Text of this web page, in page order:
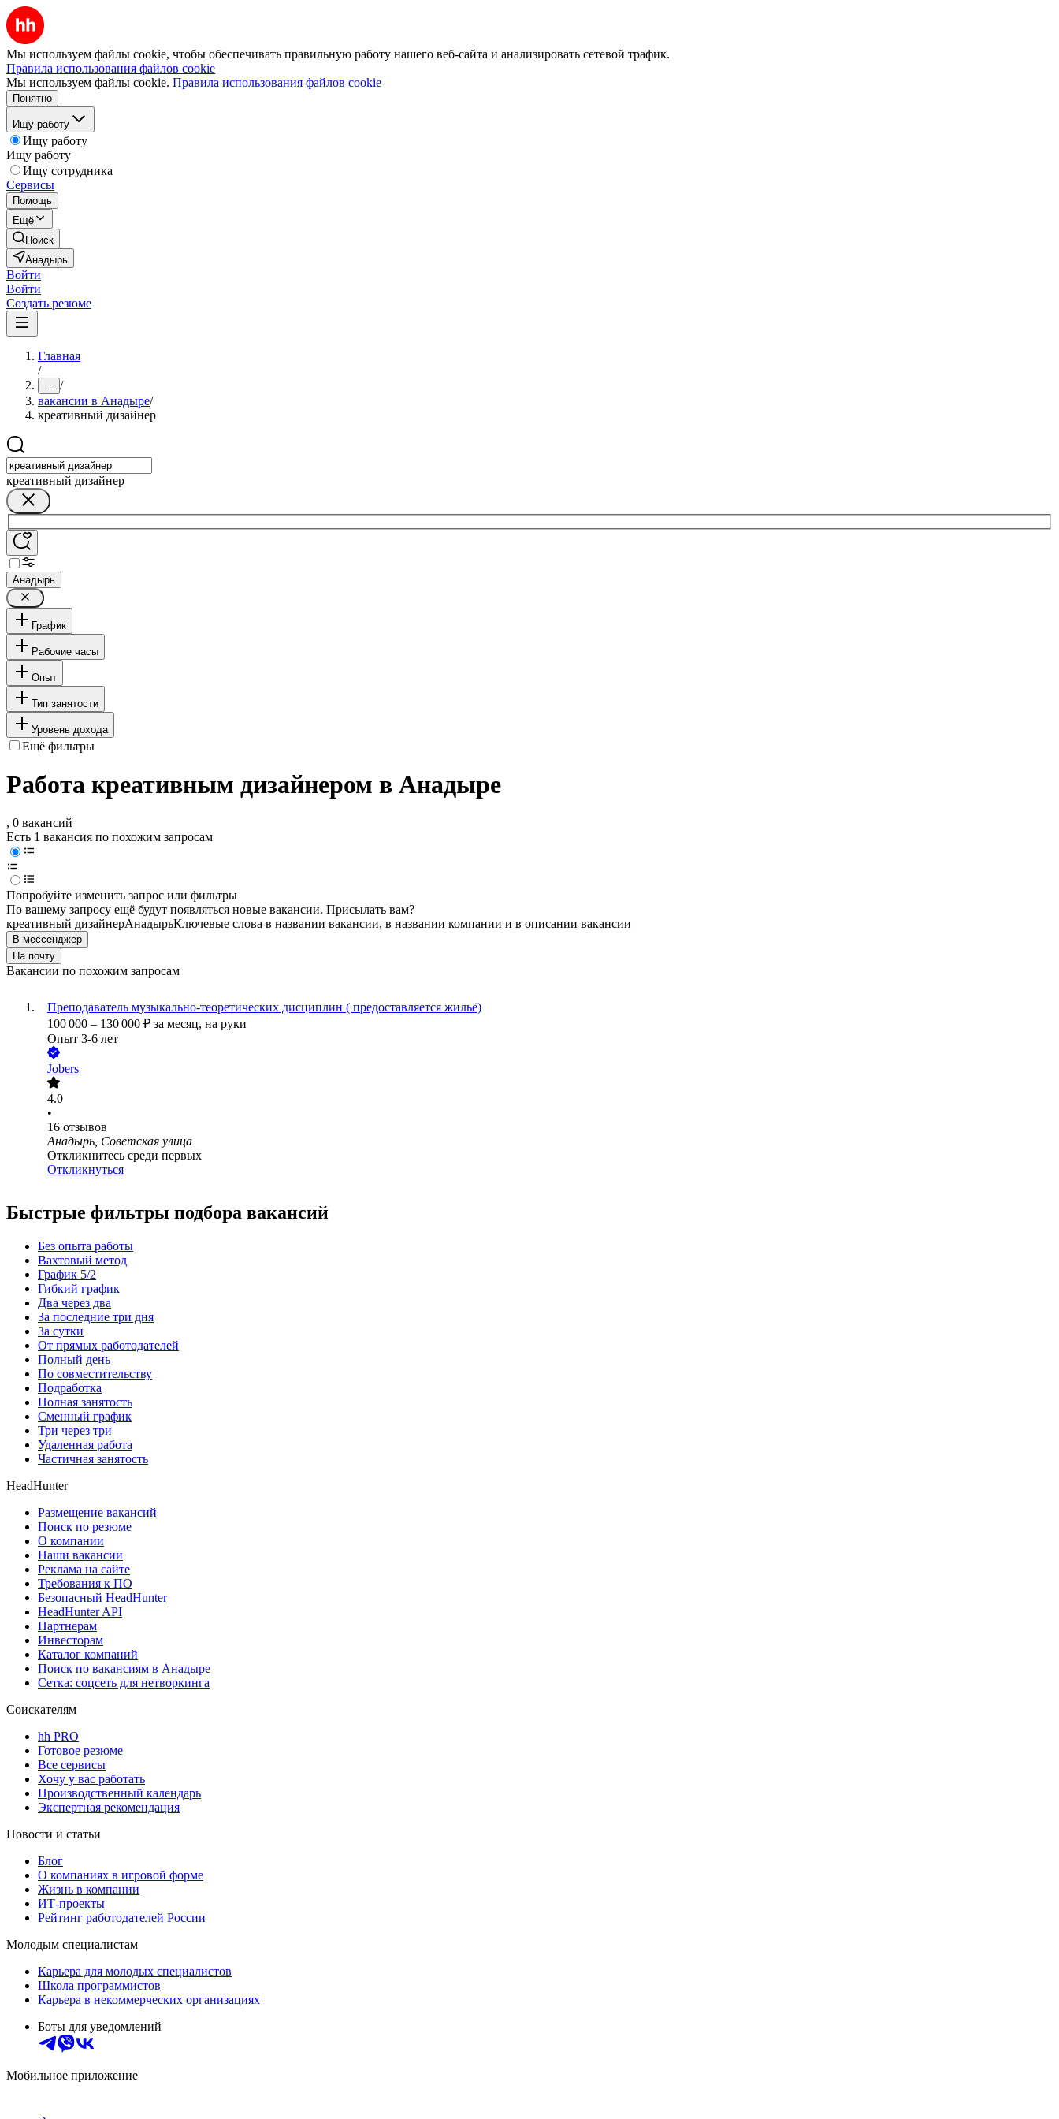
Мы используем файлы cookie, чтобы обеспечивать правильную работу нашего веб-сайта и анализировать сетевой трафик.
Правила использования файлов cookie
Мы используем файлы cookie. Правила использования файлов cookie
Понятно
Ищу работу
Ищу работу
Ищу работу
Ищу сотрудника
Сервисы
Помощь
Ещё
Поиск
Анадырь
Войти
Войти
Создать резюме
Главная
/
... /
вакансии в Анадыре/
креативный дизайнер
креативный дизайнер
Анадырь
График
Рабочие часы
Опыт
Тип занятости
Уровень дохода
Ещё фильтры
Работа креативным дизайнером в Анадыре
, 0 вакансий
Есть 1 вакансия по похожим запросам
Попробуйте изменить запрос или фильтры
По вашему запросу ещё будут появляться новые вакансии. Присылать вам?
креативный дизайнерАнадырьКлючевые слова в названии вакансии, в названии компании и в описании вакансии
В мессенджер
На почту
Вакансии по похожим запросам
Преподаватель музыкально-теоретических дисциплин ( предоставляется жильё)
100 000 – 130 000 ₽ за месяц, на руки
Опыт 3-6 лет
Jobers
4.0
•
16 отзывов
Анадырь, Советская улица
Откликнитесь среди первых
Откликнуться
Быстрые фильтры подбора вакансий
Без опыта работы
Вахтовый метод
График 5/2
Гибкий график
Два через два
За последние три дня
За сутки
От прямых работодателей
Полный день
По совместительству
Подработка
Полная занятость
Сменный график
Три через три
Удаленная работа
Частичная занятость
HeadHunter
Размещение вакансий
Поиск по резюме
О компании
Наши вакансии
Реклама на сайте
Требования к ПО
Безопасный HeadHunter
HeadHunter API
Партнерам
Инвесторам
Каталог компаний
Поиск по вакансиям в Анадыре
Сетка: соцсеть для нетворкинга
Соискателям
hh PRO
Готовое резюме
Все сервисы
Хочу у вас работать
Производственный календарь
Экспертная рекомендация
Новости и статьи
Блог
О компаниях в игровой форме
Жизнь в компании
ИТ-проекты
Рейтинг работодателей России
Молодым специалистам
Карьера для молодых специалистов
Школа программистов
Карьера в некоммерческих организациях
Боты для уведомлений
Мобильное приложение